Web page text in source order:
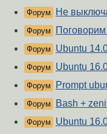
Форум Не
Форум
Форум Ubuntu
Форум Ubuntu
Форум Prompt
Форум Bash +
Форум Ubuntu